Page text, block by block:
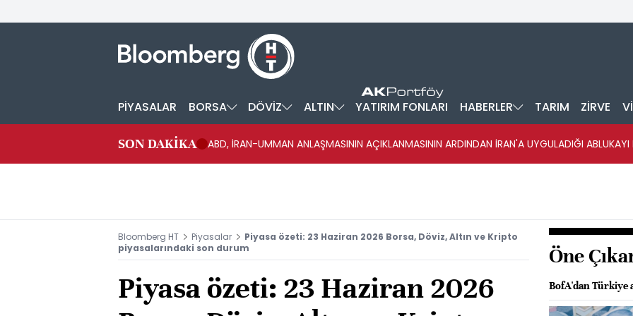
PİYASALAR BORSA DÖVİZ ALTIN YATIRIM FONLARI HABERLER TARIM ZİRVE
SON DAKİKA ABD, İRAN-UMMAN ANLAŞMASININ AÇIKLANMASININ ARDINDAN İRAN'A UYGULADIĞI ABLUKAYI
Bloomberg HT Piyasalar
Piyasa özeti: 23 Haziran 2026 Borsa, Döviz, Altın ve Kripto
piyasalarındaki son durum
Piyasa özeti: 23 Haziran 2026
Öne
BofA'dan Türkiye